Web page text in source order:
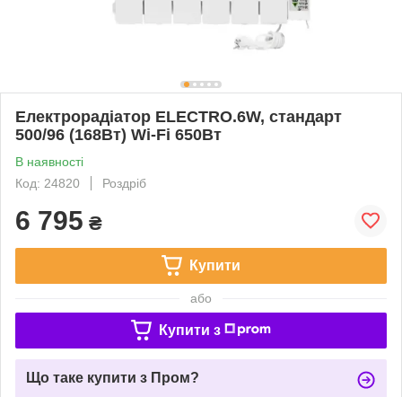
Електрорадіатор ELECTRO.6W, стандарт
500/96 (168Вт) Wi-Fi 650Вт
В наявності
Код: 24820
Роздріб
6 795 ₴
Купити
або
Купити з
Що таке купити з Пром?